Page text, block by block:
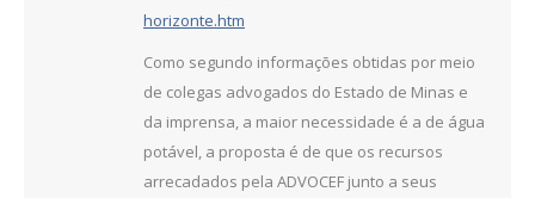
horizonte.htm
Como segundo informações obtidas por meio
de colegas advogados do Estado de Minas e
da imprensa, a maior necessidade é a de água
potável, a proposta é de que os recursos
arrecadados pela ADVOCEF junto a seus